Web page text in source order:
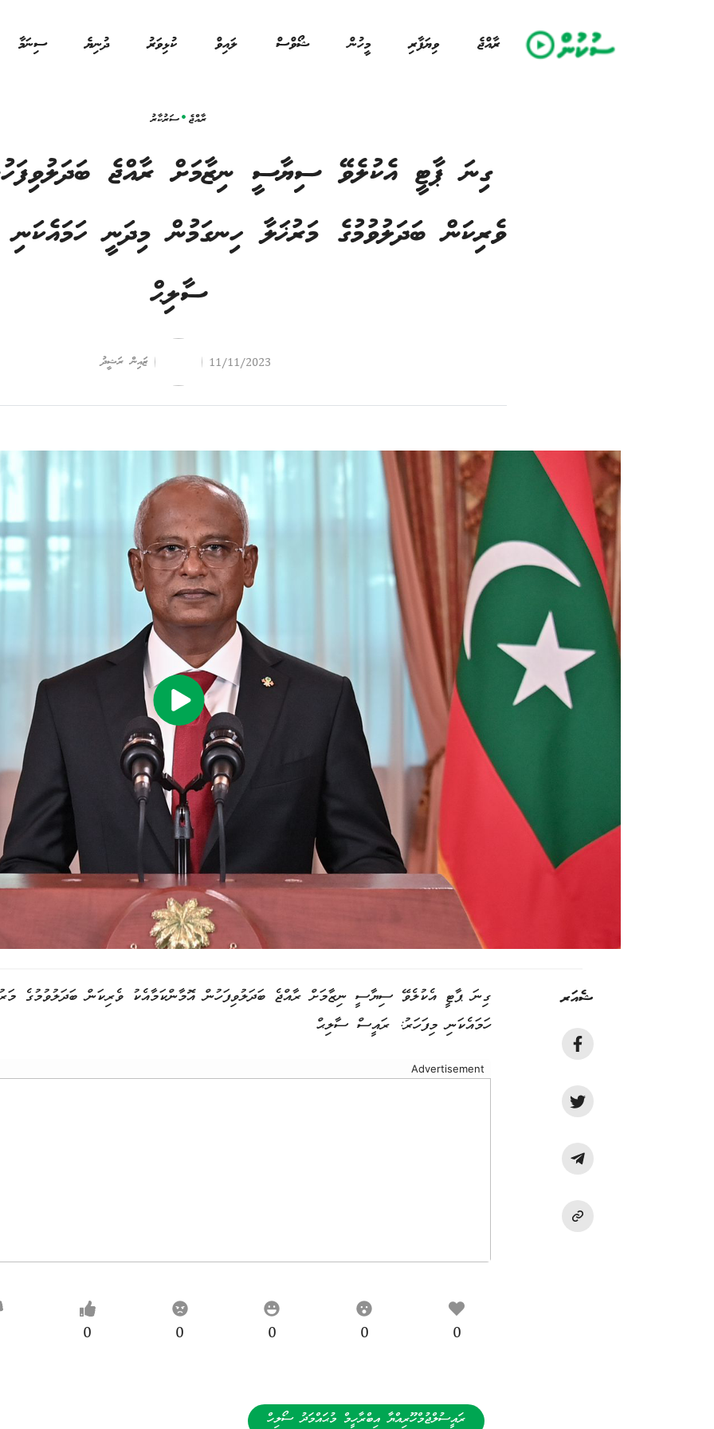
ރާއްޖެ ވިޔަފާރި މީހުން ޝޯވްސް ލައިވް ކުޅިވަރު ދުނިޔެ ސިނަމާ
ރާއްޖެ ސަރުކާރު
ގިނަ ޕާޓީ އެކުލެވޭ ސިޔާސީ ނިޒާމަށް ރާއްޖެ
ވެރިކަން ބަދަލުވުމުގެ މަރުޚަލާ ހިނގަމުން މިދަނީ
ސާލިޙް
11/11/2023 ޒައިން ރަޝީދު
ޝެއަރ
ގިނަ ޕާޓީ އެކުލެވޭ ސިޔާސީ ނިޒާމަށް ރާއްޖެ ބަދަލުވިފަހުން އޮމާންކަމާއެކު ވެރިކަން ބަދަލުވުމުގެ
ހަމައެކަނި މިފަހަރު: ރައީސް ސާލިޙް
Advertisement
0
0
0
0
0
ރައީސުލްޖުމްހޫރިއްޔާ އިބްރާހީމް މުޙައްމަދު ސޯލިހް